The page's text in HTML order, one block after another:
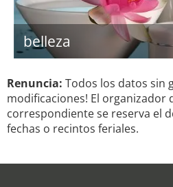
belleza
Renuncia: Todos los datos sin
modificaciones! El organizador
correspondiente se reserva el
fechas o recintos feriales.